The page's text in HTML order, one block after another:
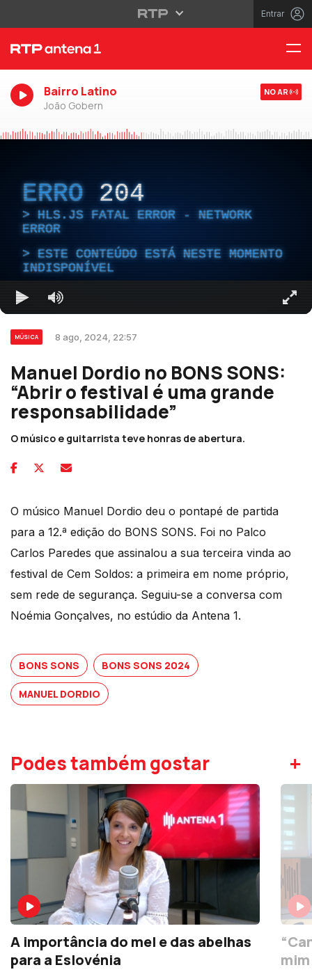
Entrar
Bairro Latino
João Gobern
NO AR
ERRO 204
HLS.JS FATAL ERROR - NETWORK
ERROR
ESTE CONTEÚDO ESTÁ NESTE MOMENTO
INDISPONÍVEL
MÚSICA 8 ago, 2024, 22:57
Manuel Dordio no BONS SONS:
“Abrir o festival é uma grande
responsabilidade”
O músico e guitarrista teve honras de abertura.
O músico Manuel Dordio deu o pontapé de partida
para a 12.ª edição do BONS SONS. Foi no Palco
Carlos Paredes que assinalou a sua terceira vinda ao
festival de Cem Soldos: a primeira em nome próprio,
sem rede de segurança. Seguiu-se a conversa com
Noémia Gonçalves, no estúdio da Antena 1.
BONS SONS BONS SONS 2024
MANUEL DORDIO
Podes também gostar +
A importância do mel e das abelhas
para a Eslovénia